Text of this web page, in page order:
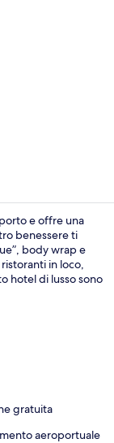
e offre una
benessere ti
body wrap e
in loco,
hotel di lusso sono
gratuita
aeroportuale